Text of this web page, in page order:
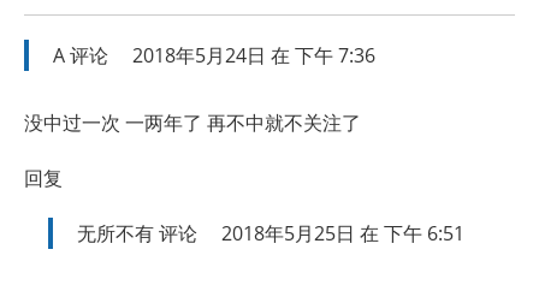
A评论 2018年5月24日 在 下午 7:36
没中过一次 一两年了 再不中就不关注了
回复
无所不有评论 2018年5月25日 在 下午 6:51